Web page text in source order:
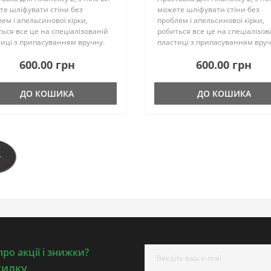
шліфувати стіни без
і апельсинової кірки,
все це на спеціалізованій
з припасуванням вручну.
робочу тарілку. У відео
розказано все більш д..
600.00 грн
ДО КОШИКА
можете шліфувати стіни без
проблем і апельсинової кірки,
робиться все це на
пластиці з припасуванням
вирівняти робочу тарілку. У відео
нижче розказано все більш д..
600.00 грн
ДО КОШИКА
акції і знижки?